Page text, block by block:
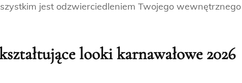
jest odzwierciedleniem Twojego wewnętrznego
looki karnawałowe 2026